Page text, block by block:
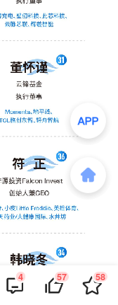
4 57 58